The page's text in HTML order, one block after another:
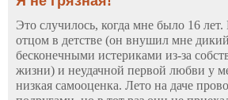
Это случилось, когда мне было 16
отцом в детстве (он внушил мне
бесконечными истериками из-за
жизни) и неудачной первой любви у
низкая самооценка. Лето на даче